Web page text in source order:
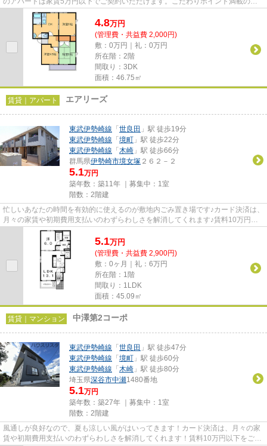
ャルマンB。できるだけ早めに...
4.8万円
(管理費・共益費 2,000円)
敷：0万円｜礼：0万円
所在階：2階
間取り：3DK
面積：46.75㎡
賃貸｜アパート エアリーズ
東武伊勢崎線 「 世良田 」駅 徒歩19分
東武伊勢崎線 「 境町 」駅 徒歩22分
東武伊勢崎線 「 木崎 」駅 徒歩66分
群馬県伊勢崎市境女塚 ２６２－２
5.1万円
築年数：築11年 ｜募集中： 1室
階数：2階建
忙しいあなたの時間を有効的に使えるのが敷地内ごみ置き場です♪カード決済は、
月々の家賃や初期費用支払いのわずらわしさを解消してくれます♪賃料10万円以
下をご希望のお客様、ぜひお...
5.1万円
(管理費・共益費 2,900円)
敷：0ヶ月｜礼：6万円
所在階：1階
間取り：1LDK
面積：45.09㎡
賃貸｜マンション 中澤第2コーポ
東武伊勢崎線 「 世良田 」駅 徒歩47分
東武伊勢崎線 「 境町 」駅 徒歩60分
東武伊勢崎線 「 木崎 」駅 徒歩80分
埼玉県深谷市中瀬1480番地
5.1万円
築年数：築27年 ｜募集中： 1室
階数：2階建
風通しが良好なので、夏も涼しい風がはいってきます！カード決済は、月々の家
賃や初期費用支払いのわずらわしさを解消してくれます！賃料10万円以下をご希